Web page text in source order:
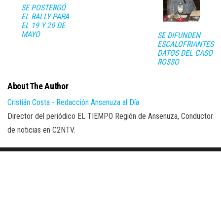
SE POSTERGÓ
EL RALLY PARA
EL 19 Y 20 DE
MAYO
SE DIFUNDEN
ESCALOFRIANTES
DATOS DEL CASO
ROSSO
About The Author
Cristián Costa - Redacción Ansenuza al Día
Director del periódico EL TIEMPO Región de Ansenuza, Conductor
de noticias en C2NTV.